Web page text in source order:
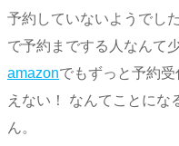
予約していないようでし
で予約までする人なんて
amazonでもずっと予約
えない！ なんてことにな
ん。